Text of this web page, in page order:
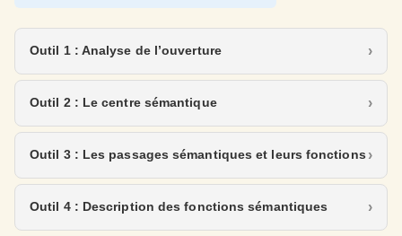
Outil 1 : Analyse de l’ouverture
Outil 2 : Le centre sémantique
Outil 3 : Les passages sémantiques et leurs fonctions
Outil 4 : Description des fonctions sémantiques